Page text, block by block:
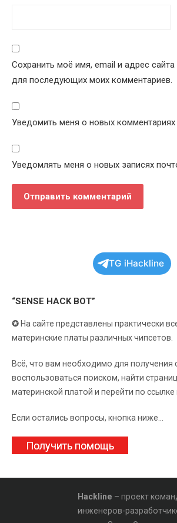
Сохранить моё имя, email и адрес сайта
для последующих моих комментариев.
Уведомить меня о новых комментариях
Уведомлять меня о новых записях
TG iHackline
“SENSE HACK BOT”
✪ На сайте представлены практически
материнские платы различных чипсетов.
Всё, что вам необходимо для получения
воспользоваться поиском, найти
материнской платой и перейти по ссылке
Если остались вопросы, кнопка ниже...
Получить помощь
Hackline – проект
инженеров-